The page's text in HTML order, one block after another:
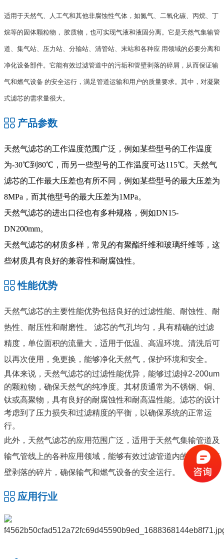
适用于天然气、人工气和其他非腐蚀性气体，如氮气、二氧化碳、丙烷、丁
烷等的固体颗粒物， 胶质物，也可实现气液和液固分离。它是天然气集输管
道、集气站、压力站、分输站、清管站、末站和各种应 用领域的必要分离和
净化设备部件。它能有效过滤管道中的污垢和管壁剥落的碎屑，从而保证输
气和燃气设备 的安全运行，满足管道运输和用户的质量要求。其中，对凝聚
式滤芯的需求量很大。
产品参数
天然气滤芯的工作温度范围广泛，例如某些型号的工作温度
为-30℃到80℃，而另一些型号的工作温度可达115℃‌。天然气
滤芯的工作最大压差也有所不同，例如某些型号的最大压差为
8MPa，而其他型号的最大压差为1MPa‌。
天然气滤芯的进出口径也有多种规格，例如DN15-
DN200mm‌。
天然气滤芯的材质多样，常见的有聚酯纤维和玻璃纤维等，这
些材质具有良好的兼容性和耐腐蚀性。
性能优势
天然气滤芯的主要性能优势包括良好的过滤性能、耐蚀性、耐
热性、耐压性和耐磨性。‌ 滤芯的气孔均匀，具有精确的过滤
精度，单位面积的流量大，适用于低温、高温环境。清洗后可
以再次使用，免更换，能够净化天然气，保护环境和安全‌。
具体来说，天然气滤芯的过滤性能优异，能够过滤掉2-200um
的颗粒物，确保天然气的纯净度。其材质通常为不锈钢、铜、
钛或高聚物，具有良好的耐腐蚀性和耐高温性能。滤芯的设计
考虑到了压力损失和过滤精度的平衡，以确保系统的正常运
行‌。
此外，天然气滤芯的应用范围广泛，适用于天然气集输管道及
输气管线上的各种应用领域，能够有效过滤管道内的污物和管
壁剥落的碎片，确保输气和燃气设备的安全运行。
应用行业